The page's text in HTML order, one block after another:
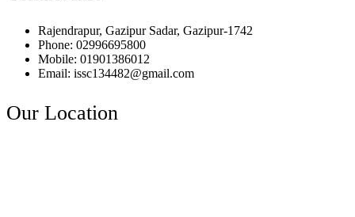
Rajendrapur, Gazipur Sadar, Gazipur-1742
Phone: 02996695800
Mobile: 01901386012
Email: issc134482@gmail.com
Our Location